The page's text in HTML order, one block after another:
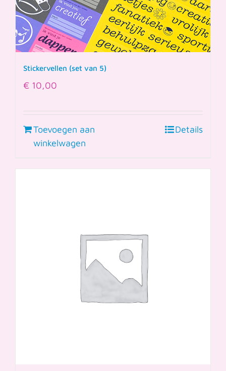
Stickervellen (set van 5)
€ 10,00
Toevoegen aan
winkelwagen
Details